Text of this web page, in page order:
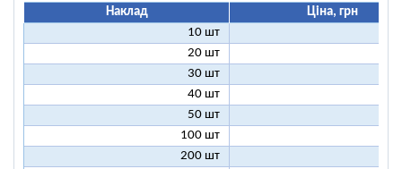
Наклад
Ціна, грн
10 шт
20 шт
30 шт
40 шт
50 шт
100 шт
200 шт